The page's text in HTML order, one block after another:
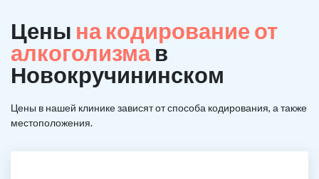
Цены на кодирование от
алкоголизмав
Новокручининском
Цены в нашей клинике зависят от способа кодирования, а также
местоположения.